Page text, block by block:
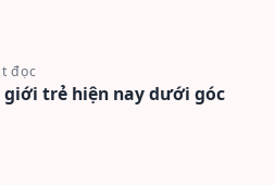
đọc
trẻ hiện nay dưới góc